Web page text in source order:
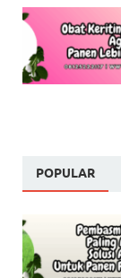
POPULAR